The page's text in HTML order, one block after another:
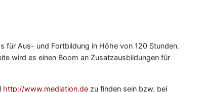
für Aus- und Fortbildung in Höhe von 120 Stunden.
wird es einen Boom an Zusatzausbildungen für
http://www.mediation.de zu finden sein bzw. bei